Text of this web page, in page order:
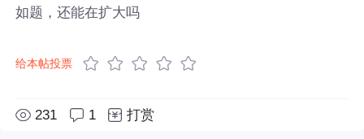
如题，还能在扩大吗
给本帖投票
231 1 打赏